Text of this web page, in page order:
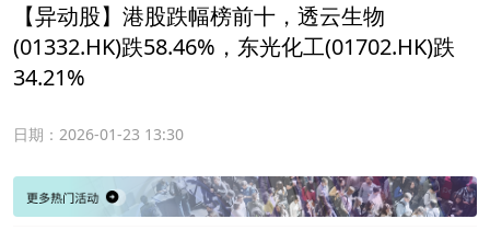
【异动股】港股跌幅榜前十，透云生物
(01332.HK)跌58.46%，东光化工(01702.HK)跌
34.21%
日期： 2026-01-23 13:30